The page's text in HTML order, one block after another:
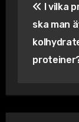
I vilka
ska man